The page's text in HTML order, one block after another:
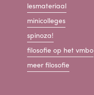
lesmateriaal
minicolleges
spinoza!
filosofie op het vmbo
meer filosofie